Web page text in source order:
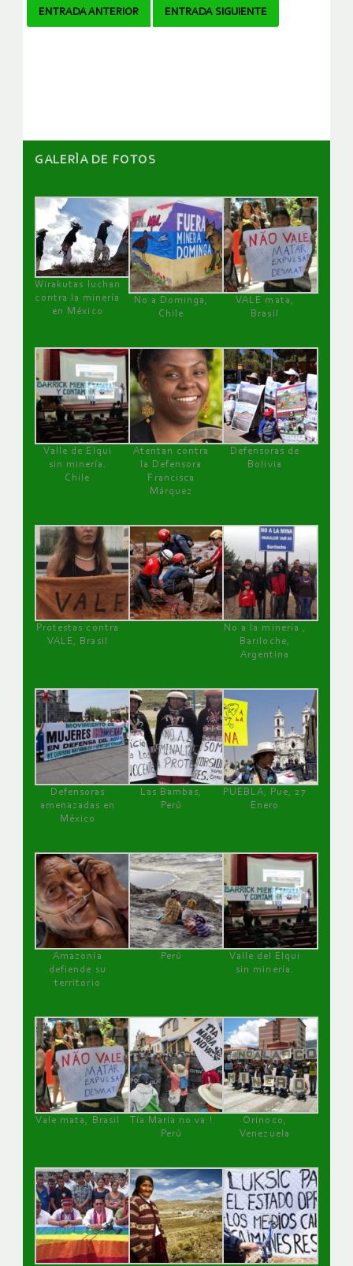
Navegador
ENTRADA ANTERIOR ENTRADA SIGUIENTE
GALERÌA DE FOTOS
Wirakutas luchan
contra la minería
en México
No a Dominga,
Chile
VALE mata,
Brasil
Valle de Elqui
sin minería.
Chile
Atentan contra
la Defensora
Francisca
Márquez
Defensoras de
Bolivia
Protestas contra
VALE, Brasil
No a la minería ,
Bariloche,
Argentina
Defensoras
amenazadas en
México
Las Bambas,
Perú
PUEBLA, Pue, 27
Enero
Amazonía
defiende su
territorio
Perú
Valle del Elqui
sin minería.
Vale mata, Brasil
Tía María no va !
Perú
Orinoco,
Venezuela